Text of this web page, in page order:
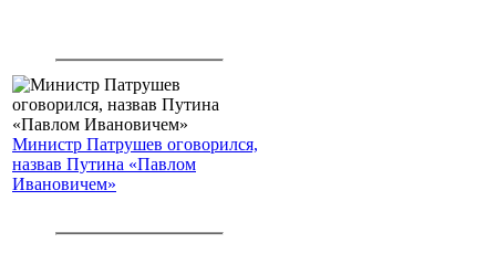
Министр Патрушев оговорился,
назвав Путина «Павлом
Ивановичем»